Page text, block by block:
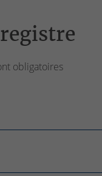
obligatoires